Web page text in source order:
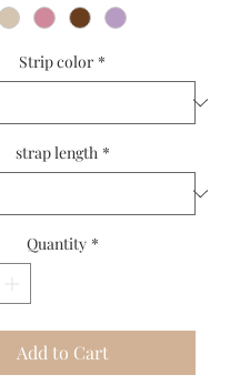
Strip color *
strap length *
Quantity *
Add to Cart